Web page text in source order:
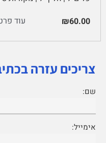
₪60.00
עוד
צריכים עזרה
שם:
אימייל: